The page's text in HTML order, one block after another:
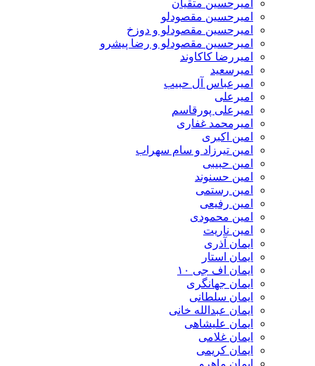
امیرحسین متقیان
امیرحسین مقصودلو
امیرحسین مقصودلو و دوزخ
امیرحسین مقصودلو و رضا پیشرو
امیررضا کاکاوند
امیرسعید
امیرعباس آل حبیب
امیرعلی
امیرعلی پورقاسم
امیرمحمد غفاری
امین اکبری
امین تیرزاد و سام سهراب
امین حبیبی
امین حسنوند
امین رستمی
امین رفیعی
امین محمودی
امین ناریت
ایمان آذری
ایمان استار
ایمان اف جی ۱۰
ایمان جهانگری
ایمان سلطانی
ایمان عبدالله خانی
ایمان علیشاهی
ایمان غلامی
ایمان کریمی